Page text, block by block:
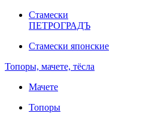
Стамески
ПЕТРОГРАДЪ
Стамески японские
Топоры, мачете, тёсла
Мачете
Топоры